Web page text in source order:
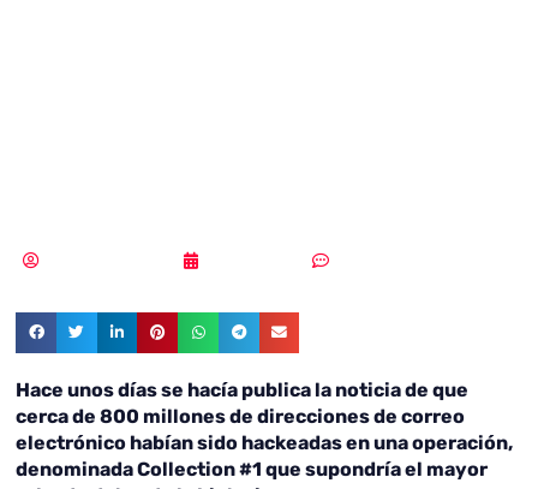
Hace unos días se hacía publica la noticia de que
cerca de 800 millones de direcciones de correo
electrónico habían sido hackeadas en una operación,
denominada Collection #1 que supondría el mayor